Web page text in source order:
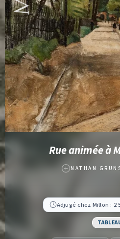
Rue animée à
NATHAN
Adjugé chez Millon : 2